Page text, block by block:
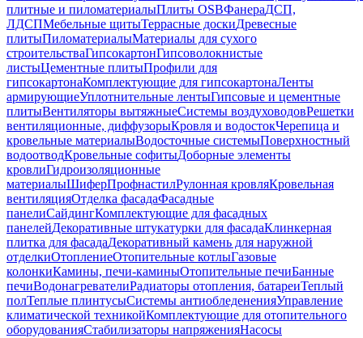
плитные и пиломатериалыПлиты OSBФанераДСП,
ЛДСПМебельные щитыТеррасные доскиДревесные
плитыПиломатериалыМатериалы для сухого
строительстваГипсокартонГипсоволокнистые
листыЦементные плитыПрофили для
гипсокартонаКомплектующие для гипсокартонаЛенты
армирующиеУплотнительные лентыГипсовые и цементные
плитыВентиляторы вытяжныеСистемы воздуховодовРешетки
вентиляционные, диффузорыКровля и водостокЧерепица и
кровельные материалыВодосточные системыПоверхностный
водоотводКровельные софитыДоборные элементы
кровлиГидроизоляционные
материалыШиферПрофнастилРулонная кровляКровельная
вентиляцияОтделка фасадаФасадные
панелиСайдингКомплектующие для фасадных
панелейДекоративные штукатурки для фасадаКлинкерная
плитка для фасадаДекоративный камень для наружной
отделкиОтоплениеОтопительные котлыГазовые
колонкиКамины, печи-каминыОтопительные печиБанные
печиВодонагревателиРадиаторы отопления, батареиТеплый
полТеплые плинтусыСистемы антиобледененияУправление
климатической техникойКомплектующие для отопительного
оборудованияСтабилизаторы напряженияНасосы